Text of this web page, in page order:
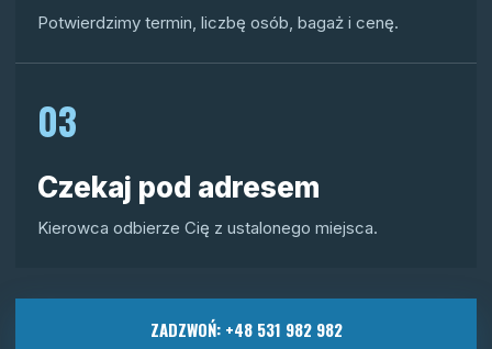
Potwierdzimy termin, liczbę osób, bagaż i cenę.
03
Czekaj pod adresem
Kierowca odbierze Cię z ustalonego miejsca.
ZADZWOŃ: +48 531 982 982